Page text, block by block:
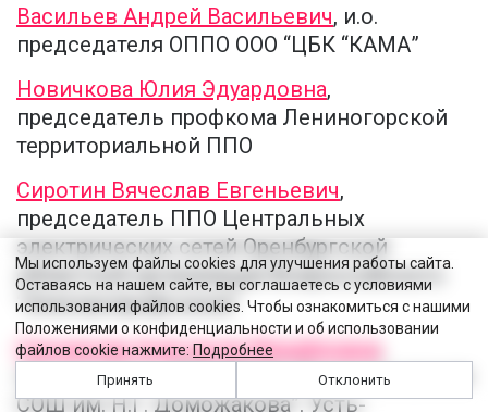
Васильев Андрей Васильевич, и.о.
председателя ОППО ООО “ЦБК “КАМА”
Новичкова Юлия Эдуардовна,
председатель профкома Лениногорской
территориальной ППО
Сиротин Вячеслав Евгеньевич,
председатель ППО Центральных
электрических сетей Оренбургской
областной организации Всероссийского
“Электропрофсоюза”
Санникова Анастасия Михайловна,
председатель ППО МБОУ “Доможаковская
СОШ им. Н.Г. Доможакова”, Усть-
Мы используем файлы cookies для улучшения работы сайта.
Оставаясь на нашем сайте, вы соглашаетесь с условиями
использования файлов cookies. Чтобы ознакомиться с нашими
Положениями о конфиденциальности и об использовании
файлов cookie нажмите: Подробнее
Принять Отклонить